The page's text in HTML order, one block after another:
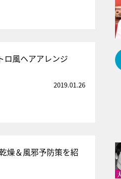
ロ風ヘアアレンジ
2019.01.26
燥＆風邪予防策を紹